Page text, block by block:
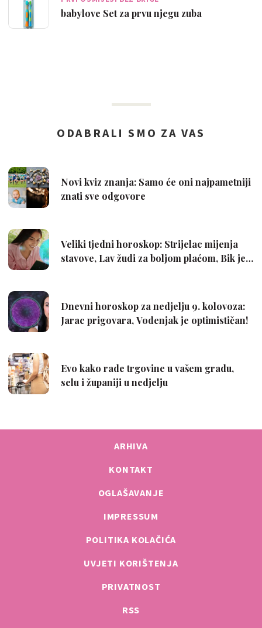
babylove Set za prvu njegu zuba
ARHIVA
KONTAKT
OGLAŠAVANJE
IMPRESSUM
POLITIKA KOLAČIĆA
UVJETI KORIŠTENJA
PRIVATNOST
RSS